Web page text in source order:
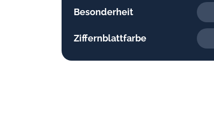
Besonderheit
Ziffernblattfarbe